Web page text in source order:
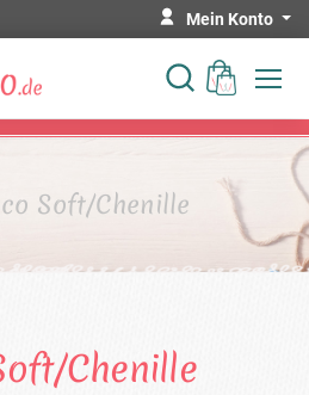
Mein Konto
Soft/Chenille
Chenille